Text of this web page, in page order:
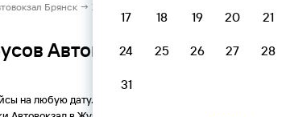
Брянск → Жуковка
Автовокзал Брянск →
на любую дату. Вы можете узнать точное расписание
17 18 19 20 21
24 25 26 27 28
31